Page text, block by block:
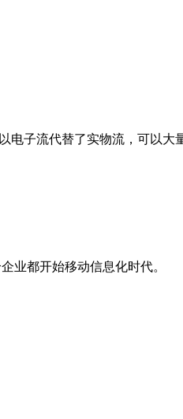
电子流代替了实物流，可以
业都开始移动信息化时代。